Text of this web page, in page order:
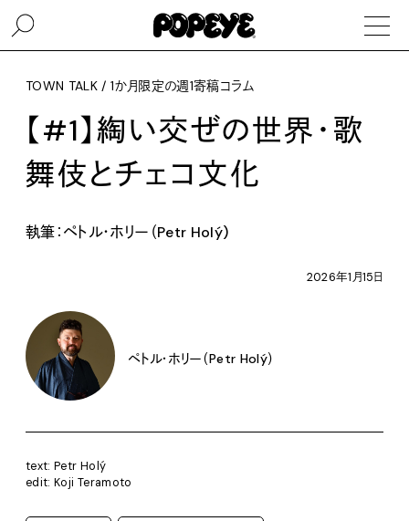
TOWN TALK / 1か月限定の週1寄稿コラム
【#1】綯い交ぜの世界・歌
舞伎とチェコ文化
執筆：ペトル・ホリー（Petr Holý)
2026年1月15日
ペトル・ホリー（Petr Holý）
text: Petr Holý
edit: Koji Teramoto